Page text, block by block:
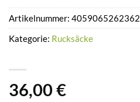
36,00 €
Artikelnummer: 4059065262362
Kategorie: Rucksäcke